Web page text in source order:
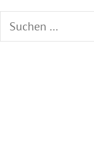
Suche
nach: